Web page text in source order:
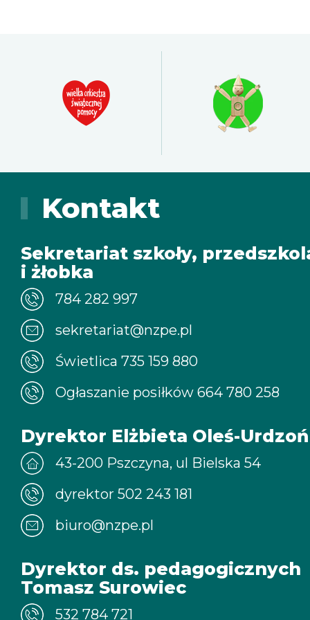
Niepubliczna SP nr1
Niepubliczna SP nr2
Kontakt
Sekretariat szkoły,
i żłobka
784 282 997
sekretariat@nzpe.pl
Świetlica 735 159 880
Ogłaszanie posiłków 664 780 258
Dyrektor Elżbieta Oleś-Urdzoń
43-200 Pszczyna, ul Bielska 54
dyrektor 502 243 181
biuro@nzpe.pl
Dyrektor ds. pedagogicznych
Tomasz Surowiec
532 784 721